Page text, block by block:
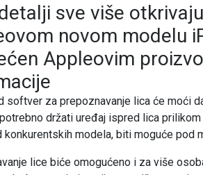
sve više
novom modelu
Appleovim
softver za prepoznavanje lica će moći
držati uređaj ispred lica
konkurentskih modela, biti moguće pod
lice biće omogućeno i za više